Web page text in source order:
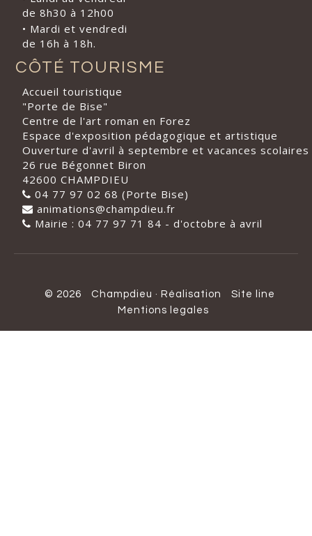
de 8h30 à 12h00
• Mardi et vendredi
de 16h à 18h.
CÔTÉ TOURISME
Accueil touristique
"Porte de Bise"
Centre de l'art roman en Forez
Espace d'exposition pédagogique et artistique
Ouverture d'avril à septembre et vacances scolaires
26 rue Bégonnet Biron
42600 CHAMPDIEU
04 77 97 02 68 (Porte Bise)
animations@champdieu.fr
Mairie : 04 77 97 71 84 - d'octobre à avril
© 2026 Champdieu · Réalisation
Site line
Mentions legales